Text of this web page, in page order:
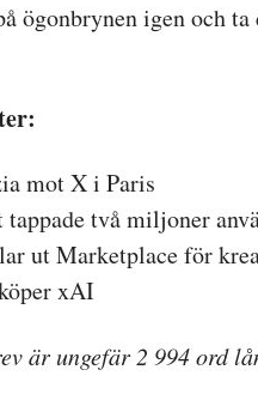
ögonbrynen igen och
mot X i Paris
tappade två miljoner
ut Marketplace för
xAI
är ungefär 2 994 ord